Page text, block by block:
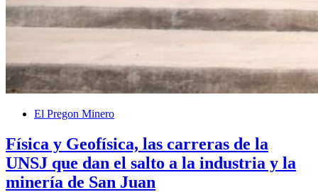
El Pregon Minero
Física y Geofísica, las carreras de la
UNSJ que dan el salto a la industria y la
minería de San Juan